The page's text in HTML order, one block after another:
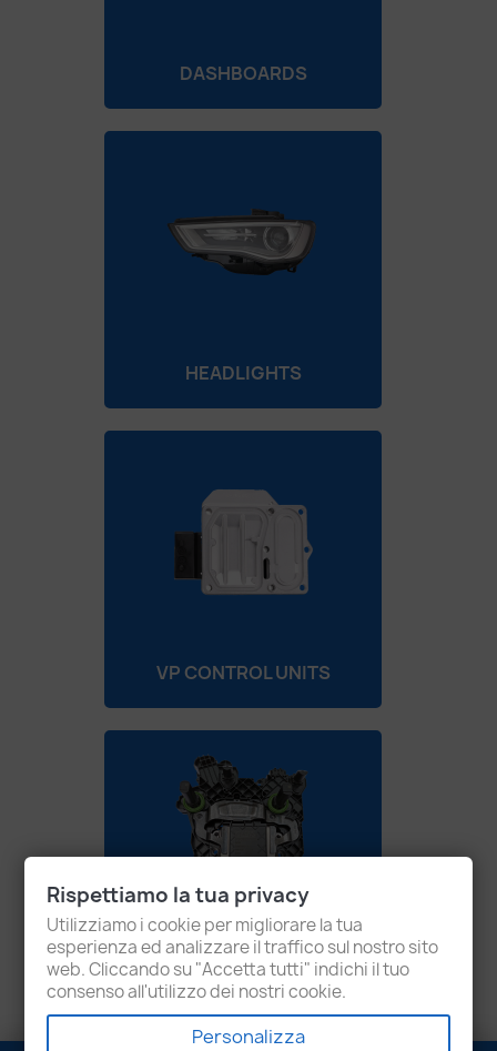
DASHBOARDS
HEADLIGHTS
VP CONTROL UNITS
AUTOMATIC TRANSMISSIONS
Rispettiamo la tua privacy
Utilizziamo i cookie per migliorare la tua
esperienza ed analizzare il traffico sul nostro sito
web. Cliccando su "Accetta tutti" indichi il tuo
consenso all'utilizzo dei nostri cookie.
Personalizza